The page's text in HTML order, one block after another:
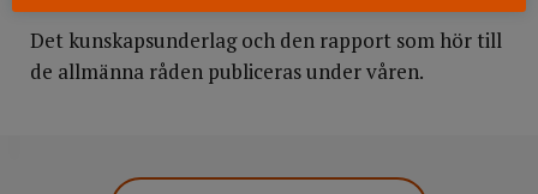
Det kunskapsunderlag och den rapport som hör till
de allmänna råden publiceras under våren.